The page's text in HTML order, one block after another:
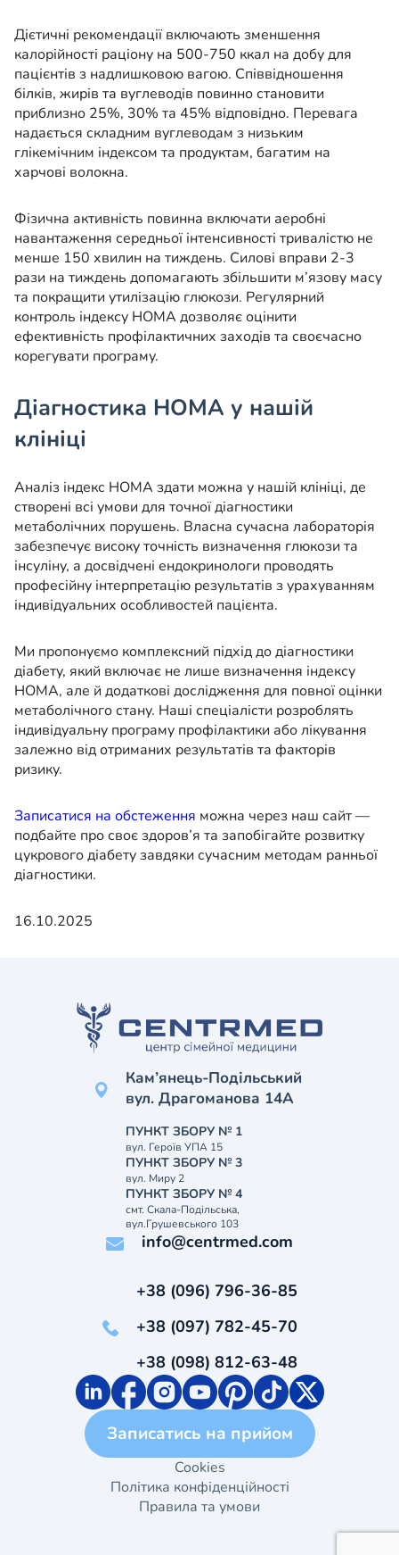
Дієтичні рекомендації включають зменшення
калорійності раціону на 500-750 ккал на добу для
пацієнтів з надлишковою вагою. Співвідношення
білків, жирів та вуглеводів повинно становити
приблизно 25%, 30% та 45% відповідно. Перевага
надається складним вуглеводам з низьким
глікемічним індексом та продуктам, багатим на
харчові волокна.
Фізична активність повинна включати аеробні
навантаження середньої інтенсивності тривалістю не
менше 150 хвилин на тиждень. Силові вправи 2-3
рази на тиждень допомагають збільшити м’язову масу
та покращити утилізацію глюкози. Регулярний
контроль індексу HOMA дозволяє оцінити
ефективність профілактичних заходів та своєчасно
корегувати програму.
Діагностика HOMA у нашій
клініці
Аналіз індекс HOMA здати можна у нашій клініці, де
створені всі умови для точної діагностики
метаболічних порушень. Власна сучасна лабораторія
забезпечує високу точність визначення глюкози та
інсуліну, а досвідчені ендокринологи проводять
професійну інтерпретацію результатів з урахуванням
індивідуальних особливостей пацієнта.
Ми пропонуємо комплексний підхід до діагностики
діабету, який включає не лише визначення індексу
HOMA, але й додаткові дослідження для повної оцінки
метаболічного стану. Наші спеціалісти розроблять
індивідуальну програму профілактики або лікування
залежно від отриманих результатів та факторів
ризику.
Записатися на обстеження можна через наш сайт —
подбайте про своє здоров’я та запобігайте розвитку
цукрового діабету завдяки сучасним методам ранньої
діагностики.
16.10.2025
Кам’янець-Подільський
вул. Драгоманова 14А
ПУНКТ ЗБОРУ № 1
вул. Героїв УПА 15
ПУНКТ ЗБОРУ № 3
вул. Миру 2
ПУНКТ ЗБОРУ № 4
смт. Скала-Подільська,
вул.Грушевського 103
info@centrmed.com
+38 (096) 796-36-85
+38 (097) 782-45-70
+38 (098) 812-63-48
Записатись на прийом
Cookies
Політика конфіденційності
Правила та умови